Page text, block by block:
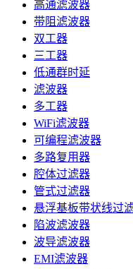
高通滤波器
带阻滤波器
双工器
三工器
低通群时延
滤波器
多工器
WiFi滤波器
可编程滤波器
多路复用器
腔体过滤器
管式过滤器
悬浮基板带状线过
陷波滤波器
波导滤波器
EMI滤波器